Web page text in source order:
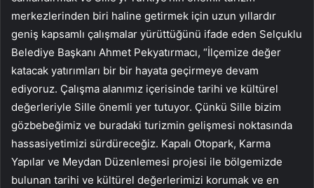
merkezlerinden biri haline getirmek için uzun yıllardır
geniş kapsamlı çalışmalar yürüttüğünü ifade eden Selçuklu
Belediye Başkanı Ahmet Pekyatırmacı, “İlçemize değer
katacak yatırımları bir bir hayata geçirmeye devam
ediyoruz. Çalışma alanımız içerisinde tarihi ve kültürel
değerleriyle Sille önemli yer tutuyor. Çünkü Sille bizim
gözbebeğimiz ve buradaki turizmin gelişmesi noktasında
hassasiyetimizi sürdüreceğiz. Kapalı Otopark, Karma
Yapılar ve Meydan Düzenlemesi projesi ile bölgemizde
bulunan tarihi ve kültürel değerlerimizi korumak ve en